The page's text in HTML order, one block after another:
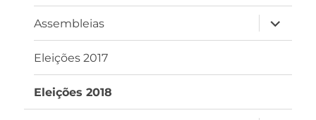
Assembleias
expandir
Eleições 2017
Eleições 2018